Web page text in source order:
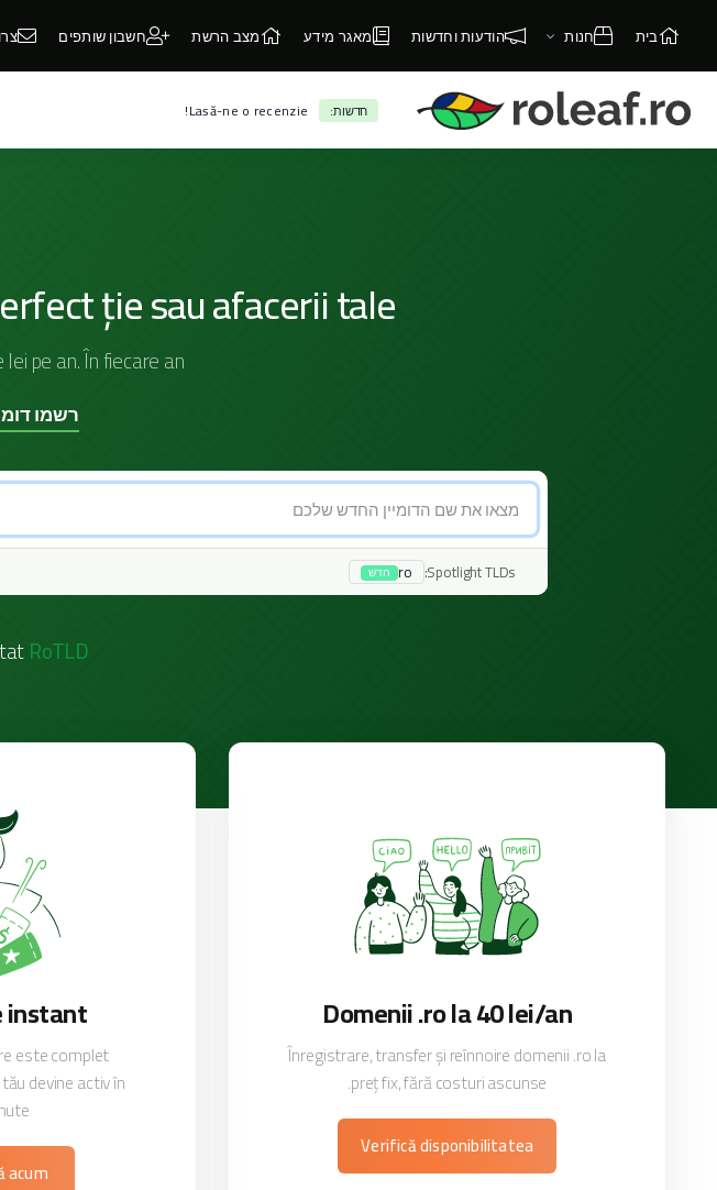
חדשות: Lasă-ne o recenzie!
בית חנות הודעות וחדשות מאגר מידע מצב הרשת חשבון שותפים
ție sau afacerii tale
pe an. În fiecare an.
רשמו
Spotlight TLDs:
ro חדש
RoTLD
Domenii .ro la 40 lei/an
Înregistrare, transfer și reînnoire domenii .ro la
preț fix, fără costuri ascunse.
Verifică disponibilitatea
este complet
devine activ în
acum